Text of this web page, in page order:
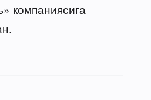
компаниясига